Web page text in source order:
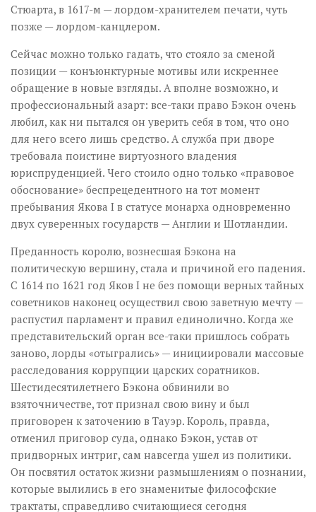
Стюарта, в 1617-м — лордом-хранителем печати, чуть
позже — лордом-канцлером.
Сейчас можно только гадать, что стояло за сменой
позиции — конъюнктурные мотивы или искреннее
обращение в новые взгляды. А вполне возможно, и
профессиональный азарт: все-таки право Бэкон очень
любил, как ни пытался он уверить себя в том, что оно
для него всего лишь средство. А служба при дворе
требовала поистине виртуозного владения
юриспруденцией. Чего стоило одно только «правовое
обоснование» беспрецедентного на тот момент
пребывания Якова I в статусе монарха одновременно
двух суверенных государств — Англии и Шотландии.
Преданность королю, вознесшая Бэкона на
политическую вершину, стала и причиной его падения.
С 1614 по 1621 год Яков I не без помощи верных тайных
советников наконец осуществил свою заветную мечту —
распустил парламент и правил единолично. Когда же
представительский орган все-таки пришлось собрать
заново, лорды «отыгрались» — инициировали массовые
расследования коррупции царских соратников.
Шестидесятилетнего Бэкона обвинили во
взяточничестве, тот признал свою вину и был
приговорен к заточению в Тауэр. Король, правда,
отменил приговор суда, однако Бэкон, устав от
придворных интриг, сам навсегда ушел из политики.
Он посвятил остаток жизни размышлениям о познании,
которые вылились в его знаменитые философские
трактаты, справедливо считающиеся сегодня